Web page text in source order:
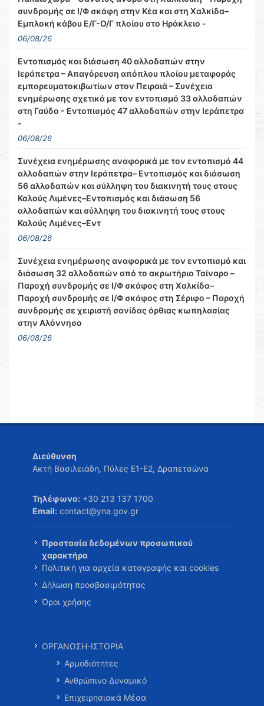
συνδρομής σε Ι/Φ σκάφη στην Κέα και στη Χαλκίδα–
Εμπλοκή κάβου Ε/Γ-Ο/Γ πλοίου στο Ηράκλειο -
06/08/26
Εντοπισμός και διάσωση 40 αλλοδαπών στην
Ιεράπετρα – Απαγόρευση απόπλου πλοίου μεταφοράς
εμπορευματοκιβωτίων στον Πειραιά – Συνέχεια
ενημέρωσης σχετικά με τον εντοπισμό 33 αλλοδαπών
στη Γαύδο - Εντοπισμός 47 αλλοδαπών στην Ιεράπετρα
-
06/08/26
Συνέχεια ενημέρωσης αναφορικά με τον εντοπισμό 44
αλλοδαπών στην Ιεράπετρα– Εντοπισμός και διάσωση
56 αλλοδαπών και σύλληψη του διακινητή τους στους
Καλούς Λιμένες–Εντοπισμός και διάσωση 56
αλλοδαπών και σύλληψη του διακινητή τους στους
Καλούς Λιμένες–Εντ
06/08/26
Συνέχεια ενημέρωσης αναφορικά με τον εντοπισμό και
διάσωση 32 αλλοδαπών από το ακρωτήριο Ταίναρο –
Παροχή συνδρομής σε Ι/Φ σκάφος στη Χαλκίδα–
Παροχή συνδρομής σε Ι/Φ σκάφος στη Σέριφο – Παροχή
συνδρομής σε χειριστή σανίδας όρθιας κωπηλασίας
στην Αλόννησο
06/08/26
Διεύθυνση
Ακτή Βασιλειάδη, Πύλες Ε1-Ε2, Δραπετσώνα
Τηλέφωνο: +30 213 137 1700
Email: contact@yna.gov.gr
Προστασία δεδομένων προσωπικού
χαρακτήρα
Πολιτική για αρχεία καταγραφής και cookies
Δήλωση προσβασιμότητας
Όροι χρήσης
ΟΡΓΑΝΩΣΗ-ΙΣΤΟΡΙΑ
Αρμοδιότητες
Ανθρώπινο Δυναμικό
Επιχειρησιακά Μέσα